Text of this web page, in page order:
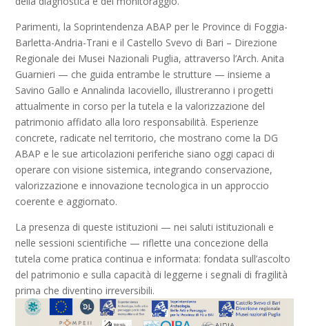
Parimenti, la Soprintendenza ABAP per le Province di Foggia-
Barletta-Andria-Trani e il Castello Svevo di Bari – Direzione
Regionale dei Musei Nazionali Puglia, attraverso l’Arch. Anita
Guarnieri — che guida entrambe le strutture — insieme a
Savino Gallo e Annalinda Iacoviello, illustreranno i progetti
attualmente in corso per la tutela e la valorizzazione del
patrimonio affidato alla loro responsabilità. Esperienze
concrete, radicate nel territorio, che mostrano come la DG
ABAP e le sue articolazioni periferiche siano oggi capaci di
operare con visione sistemica, integrando conservazione,
valorizzazione e innovazione tecnologica in un approccio
coerente e aggiornato.
La presenza di queste istituzioni — nei saluti istituzionali e
nelle sessioni scientifiche — riflette una concezione della
tutela come pratica continua e informata: fondata sull’ascolto
del patrimonio e sulla capacità di leggerne i segnali di fragilità
prima che diventino irreversibili.